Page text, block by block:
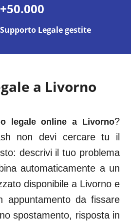
+50.000
Legale gestite
a Livorno
legale online a Livorno?
non devi cercare tu il
descrivi il tuo problema
automaticamente a un
disponibile a Livorno e
appuntamento da fissare
spostamento, risposta in